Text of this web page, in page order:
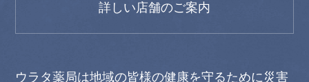
詳しい店舗のご案内
ウラタ薬局は地域の皆様の健康を守るために災害